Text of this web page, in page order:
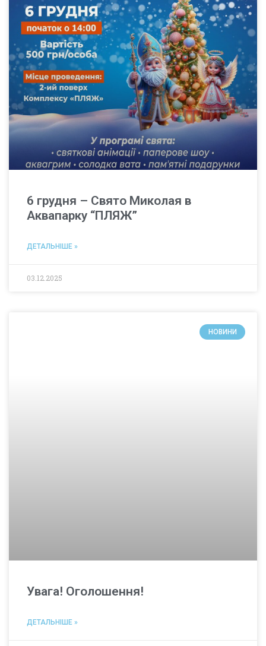
6 грудня – Свято Миколая в
Аквапарку “ПЛЯЖ”
ДЕТАЛЬНІШЕ »
03.12.2025
НОВИНИ
Увага! Оголошення!
ДЕТАЛЬНІШЕ »